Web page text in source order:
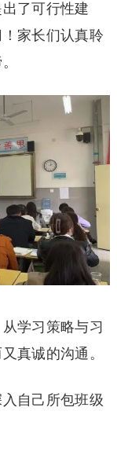
了可行性建
家长们认真聆
学习策略与习
真诚的沟通。
自己所包班级